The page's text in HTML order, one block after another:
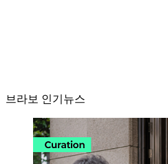
브라보 인기뉴스